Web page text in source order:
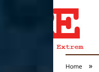
Home »